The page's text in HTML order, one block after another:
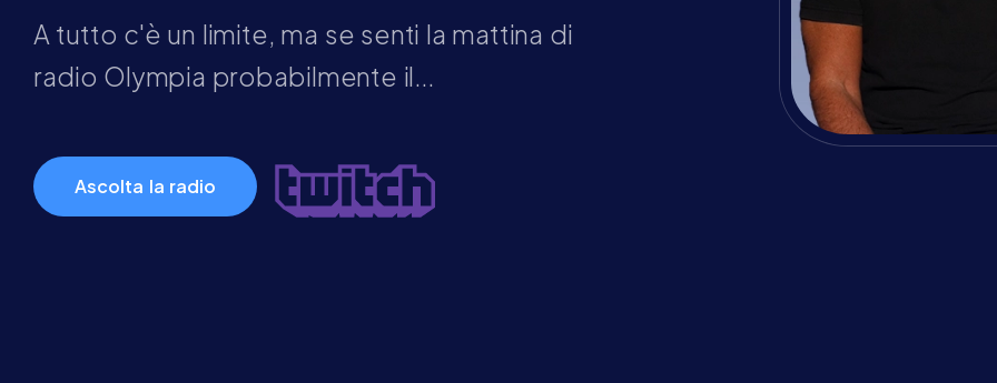
A tutto c'è un limite, ma se senti la mattina di
radio Olympia probabilmente il...
Ascolta la radio